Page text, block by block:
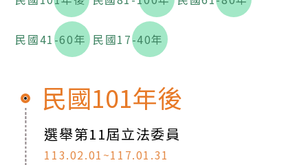
民國41-60年 民國17-40年
民國101年後
選舉第11屆立法委員
113.02.01~117.01.31